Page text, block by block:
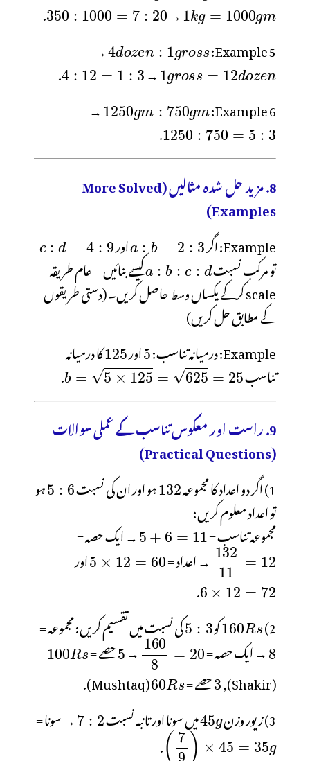
→
.
Example 5:
→
→
.
Example 6:
→
.
8. مزید حل شدہ مثالیں (More Solved
Examples)
Example: اگر
اور
تو مرکب نسبت کیسے بنائیں — عام طریقہ
scale کرکے یکساں وسط حاصل کریں۔ (دستی طریقوں
کے مطابق حل کریں)
Example: درمیانہ تناسب:
اور کا درمیانہ
تناسب
.
9. راست اور معکوس تناسب کے عملی سوالات
(Practical Questions)
1) اگر دو اعداد کا مجموعہ
ہو اور ان کی نسبت ہو
مجموعہ تناسب =
→ ایک حصہ =
→ اعداد =
اور
.
2)
کو
کی نسبت میں تقسیم کریں: مجموعہ =
→ ایک حصہ =
→ حصے =
(Shakir),
حصے =
(Mushtaq).
3) زیور وزن
میں سونا اور تانبہ نسبت
→ سونا =
.